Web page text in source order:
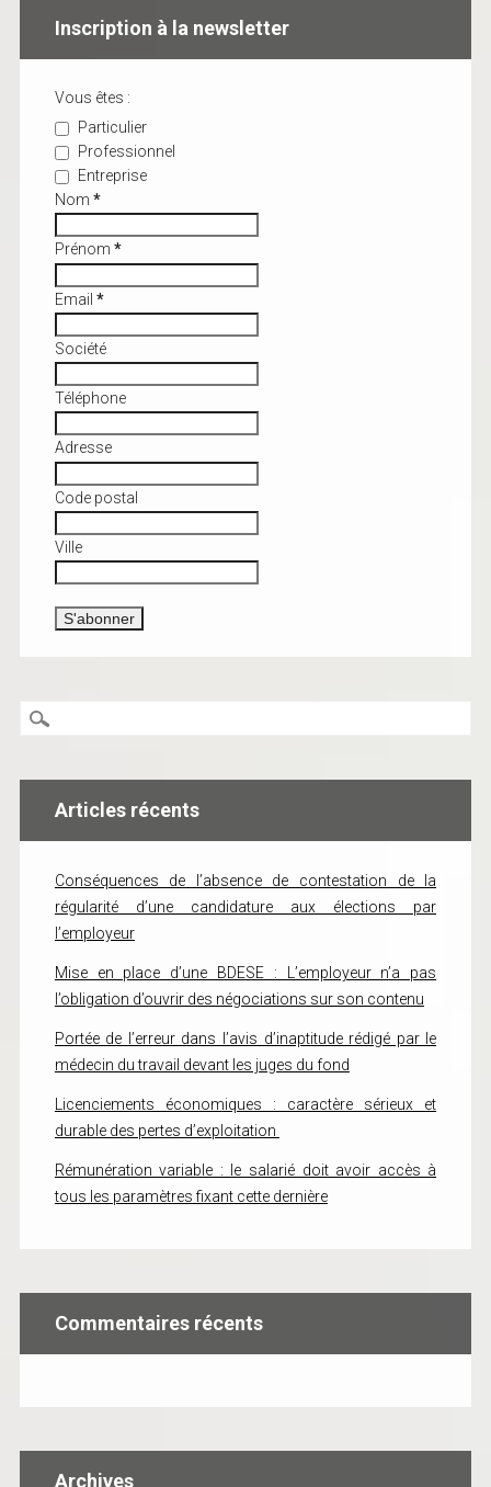
Inscription à la newsletter
Vous êtes :
Particulier
Professionnel
Entreprise
Nom *
Prénom *
Email *
Société
Téléphone
Adresse
Code postal
Ville
Articles récents
Conséquences de l’absence de contestation de la
régularité d’une candidature aux élections par
l’employeur
Mise en place d’une BDESE : L’employeur n’a pas
l’obligation d’ouvrir des négociations sur son contenu
Portée de l’erreur dans l’avis d’inaptitude rédigé par le
médecin du travail devant les juges du fond
Licenciements économiques : caractère sérieux et
durable des pertes d’exploitation
Rémunération variable : le salarié doit avoir accès à
tous les paramètres fixant cette dernière
Commentaires récents
Archives